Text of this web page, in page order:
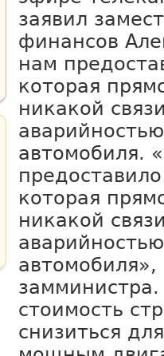
заявил
финансов
нам
которая
никакой
автомобиля.
которая
никакой
стоимость
снизиться